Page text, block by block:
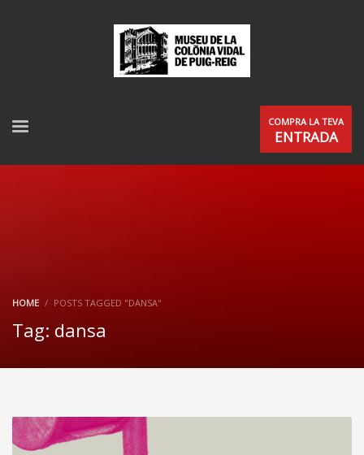
COMPRA LA TEVA
ENTRADA
HOME POSTS TAGGED "DANSA"
Tag: dansa